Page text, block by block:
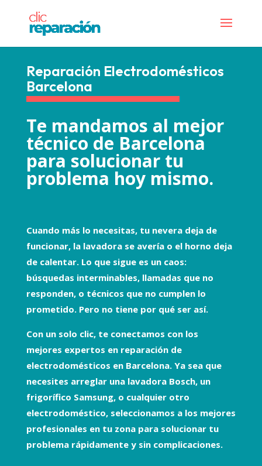
Reparación Electrodomésticos
Barcelona
Te mandamos al mejor
técnico de Barcelona
para solucionar tu
problema hoy mismo.
Cuando más lo necesitas, tu nevera deja de
funcionar, la lavadora se avería o el horno deja
de calentar. Lo que sigue es un caos:
búsquedas interminables, llamadas que no
responden, o técnicos que no cumplen lo
prometido. Pero no tiene por qué ser así.
Con un solo clic, te conectamos con los
mejores expertos en reparación de
electrodomésticos en Barcelona. Ya sea que
necesites arreglar una lavadora Bosch, un
frigorífico Samsung, o cualquier otro
electrodoméstico, seleccionamos a los mejores
profesionales en tu zona para solucionar tu
problema rápidamente y sin complicaciones.